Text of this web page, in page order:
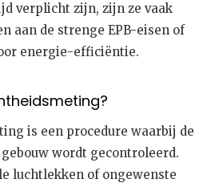
verplicht zijn, zijn ze vaak
aan de strenge EPB-eisen of
energie-efficiëntie.
is een procedure waarbij de
wordt gecontroleerd.
luchtlekken of ongewenste